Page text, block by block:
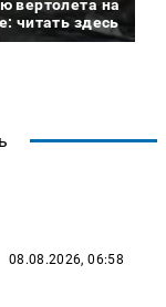
вертолета на
читать здесь
08.08.2026, 06:58